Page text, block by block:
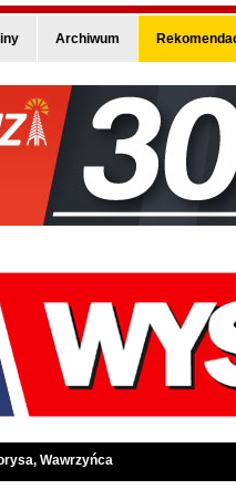
Archiwum
Wawrzyńca